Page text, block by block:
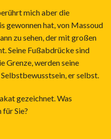
mich aber die
gewonnen hat, von Massoud
zu sehen, der mit großen
Seine Fußabdrücke sind
Grenze, werden seine
er selbst.
gezeichnet. Was
Sie?